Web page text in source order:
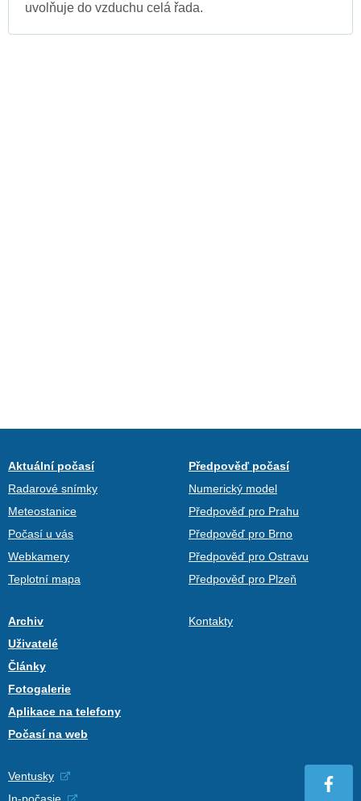
uvolňuje do vzduchu celá řada.
Aktuální počasí
Radarové snímky
Meteostanice
Počasí u vás
Webkamery
Teplotní mapa
Předpověď počasí
Numerický model
Předpověď pro Prahu
Předpověď pro Brno
Předpověď pro Ostravu
Předpověď pro Plzeň
Archiv
Uživatelé
Články
Fotogalerie
Aplikace na telefony
Počasí na web
Kontakty
Ventusky